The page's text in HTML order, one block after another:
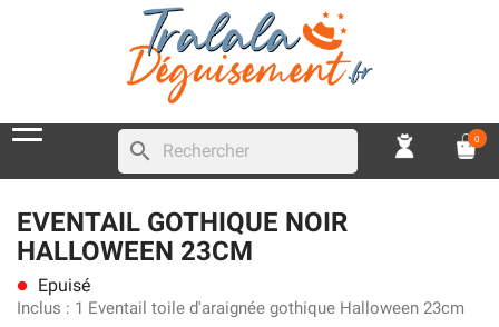
search 0
EVENTAIL GOTHIQUE NOIR
HALLOWEEN 23CM
lens Epuisé
Inclus : 1 Eventail toile d'araignée gothique Halloween 23cm